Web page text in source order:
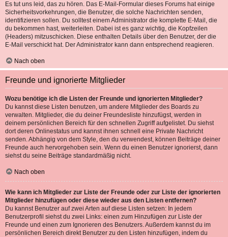
Es tut uns leid, das zu hören. Das E-Mail-Formular dieses Forums hat einige
Sicherheitsvorkehrungen, die Benutzer, die solche Nachrichten senden,
identifizieren sollen. Du solltest einem Administrator die komplette E-Mail, die
du bekommen hast, weiterleiten. Dabei ist es ganz wichtig, die Kopfzeilen
(Headers) mitzuschicken. Diese enthalten Details über den Benutzer, der die
E-Mail verschickt hat. Der Administrator kann dann entsprechend reagieren.
Nach oben
Freunde und ignorierte Mitglieder
Wozu benötige ich die Listen der Freunde und ignorierten Mitglieder?
Du kannst diese Listen benutzen, um andere Mitglieder des Boards zu
verwalten. Mitglieder, die du deiner Freundesliste hinzufügst, werden in
deinem persönlichen Bereich für den schnellen Zugriff aufgelistet. Du siehst
dort deren Onlinestatus und kannst ihnen schnell eine Private Nachricht
senden. Abhängig von dem Style, den du verwendest, können Beiträge deiner
Freunde auch hervorgehoben sein. Wenn du einen Benutzer ignorierst, dann
siehst du seine Beiträge standardmäßig nicht.
Nach oben
Wie kann ich Mitglieder zur Liste der Freunde oder zur Liste der ignorierten
Mitglieder hinzufügen oder diese wieder aus den Listen entfernen?
Du kannst Benutzer auf zwei Arten auf diese Listen setzen: In jedem
Benutzerprofil siehst du zwei Links: einen zum Hinzufügen zur Liste der
Freunde und einen zum Ignorieren des Benutzers. Außerdem kannst du im
persönlichen Bereich direkt Benutzer zu den Listen hinzufügen, indem du